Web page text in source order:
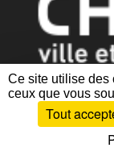
Ce site utilise des
ceux que vous
Tout
Mentions légales|
des cookies |Plan